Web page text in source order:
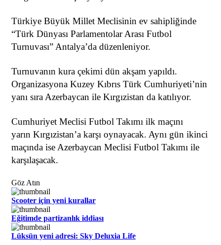
Türkiye Büyük Millet Meclisinin ev sahipliğinde
“Türk Dünyası Parlamentolar Arası Futbol
Turnuvası” Antalya’da düzenleniyor.
Turnuvanın kura çekimi dün akşam yapıldı.
Organizasyona Kuzey Kıbrıs Türk Cumhuriyeti’nin
yanı sıra Azerbaycan ile Kırgızistan da katılıyor.
Cumhuriyet Meclisi Futbol Takımı ilk maçını
yarın Kırgızistan’a karşı oynayacak. Aynı gün ikinci
maçında ise Azerbaycan Meclisi Futbol Takımı ile
karşılaşacak.
Göz Atın
Scooter için yeni kurallar
Eğitimde partizanlık iddiası
Lüksün yeni adresi: Sky Deluxia Life